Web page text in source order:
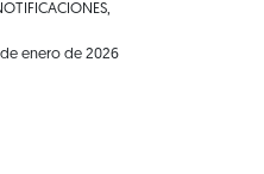
de enero de 2026